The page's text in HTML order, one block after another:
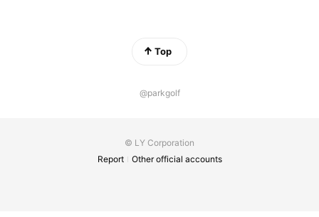
Top
@parkgolf
© LY Corporation
Report
Other official accounts